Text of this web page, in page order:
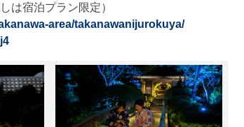
は宿泊プラン限定）
area/takanawanijurokuya/